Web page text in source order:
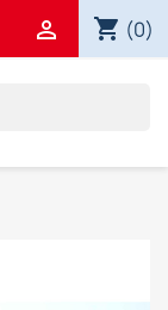
shopping_cart (0)
